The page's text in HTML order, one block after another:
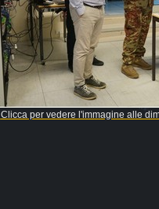
Clicca per vedere l'immagine alle